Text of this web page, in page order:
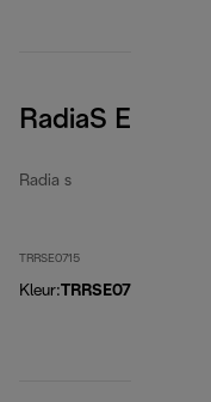
RadiaS
Radia s
TRRSE0715
Kleur: TRRSE0715